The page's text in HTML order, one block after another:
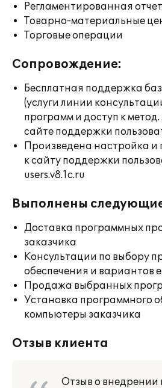
Регламентированная
Товарно-материальные
Торговые операции
Сопровождение:
Бесплатная поддержка
(услуги линии
программ и доступ к
сайте поддержки
Произведена настройка и
к сайту поддержки
users.v8.1c.ru
Выполнены
Доставка программных
заказчика
Консультации по выбору
обеспечения и вариантов
Продажа выбранных
Установка программного
компьютеры заказчика
Отзыв клиента
Отзыв о внедрении